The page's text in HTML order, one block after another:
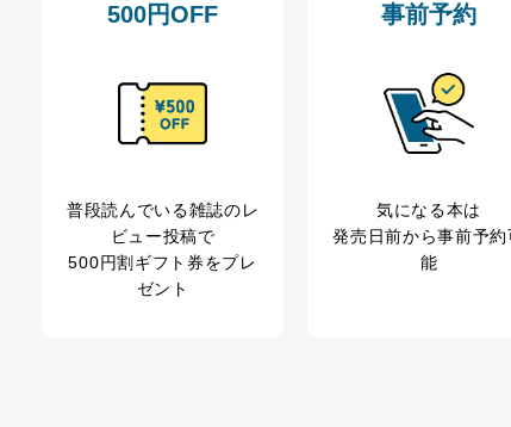
置し、個人情報保護管理者の責任のもと、個人情報を取得・アク
プディレクター 前田 嘉也
用目的は次のとおりです。
500円OFF
普段読んでいる雑誌のレ
ビュー投稿で
500円割ギフト券をプレ
ゼント
事前予約
気になる本は
発売日前から事前予約
能